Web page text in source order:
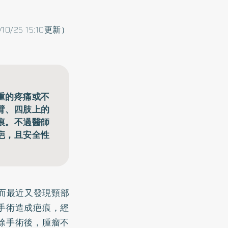
25 15:10更新）
的疼痛或不
、四肢上的
。不過醫師
，且安全性
最近又發現頸部
術造成疤痕，經
手術後，腫瘤不